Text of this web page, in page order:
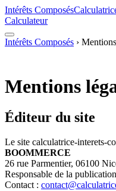
Intérêts Composés
Calculateur
Intérêts Composés ›
Mentions
Éditeur du site
Le site calculatrice-interets-
BOOMMERCE
26 rue Parmentier, 06100
Responsable de la
Contact :